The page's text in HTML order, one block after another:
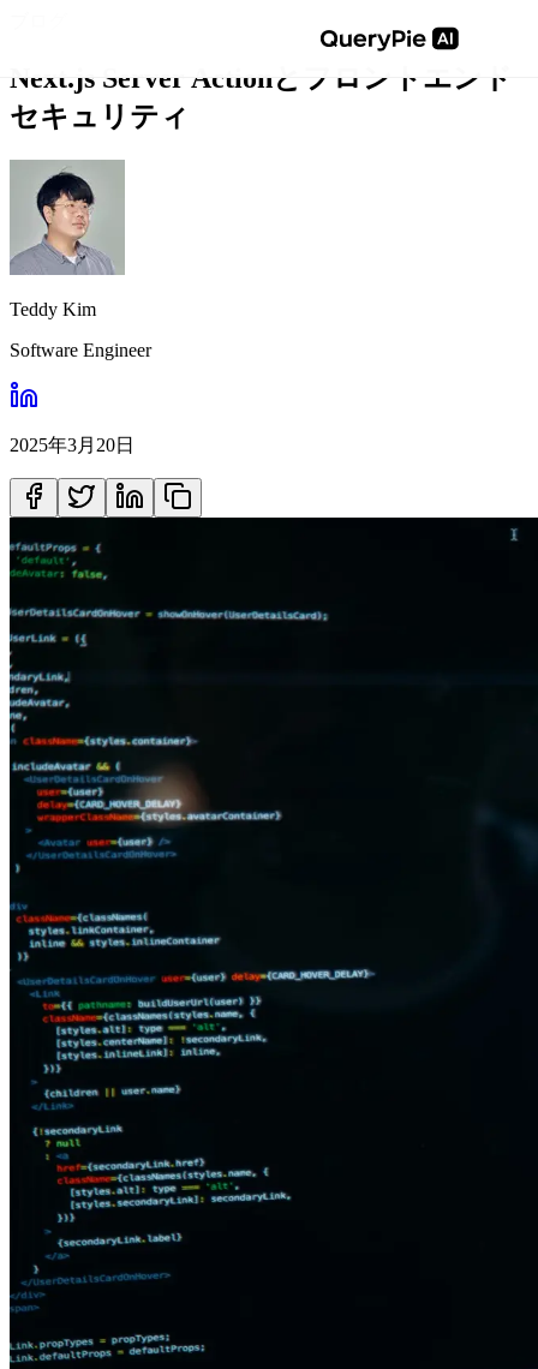
Next.js Server Actionとフロントエンド
セキュリティ
Teddy Kim
Software Engineer
2025年3月20日